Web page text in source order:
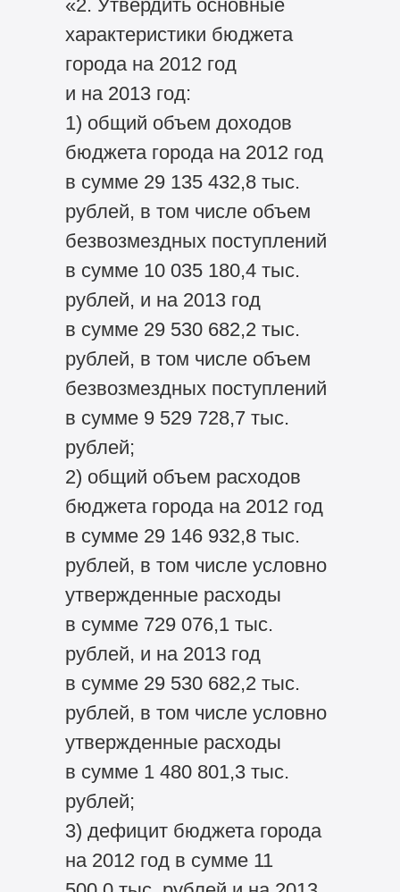
«2. Утвердить основные
характеристики бюджета
города на 2012 год
и на 2013 год:
1) общий объем доходов
бюджета города на 2012 год
в сумме 29 135 432,8 тыс.
рублей, в том числе объем
безвозмездных поступлений
в сумме 10 035 180,4 тыс.
рублей, и на 2013 год
в сумме 29 530 682,2 тыс.
рублей, в том числе объем
безвозмездных поступлений
в сумме 9 529 728,7 тыс.
рублей;
2) общий объем расходов
бюджета города на 2012 год
в сумме 29 146 932,8 тыс.
рублей, в том числе условно
утвержденные расходы
в сумме 729 076,1 тыс.
рублей, и на 2013 год
в сумме 29 530 682,2 тыс.
рублей, в том числе условно
утвержденные расходы
в сумме 1 480 801,3 тыс.
рублей;
3) дефицит бюджета города
на 2012 год в сумме 11